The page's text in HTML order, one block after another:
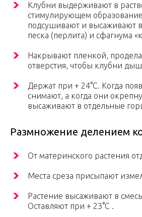
Клубни выдерживают в
стимулирующем
подсушивают и высаживают
песка (перлита) и сфагнума
Накрывают пленкой,
отверстия, чтобы клубни
Держат при + 24°C. Когда
снимают, а когда они
высаживают в отдельные
Размножение делением
От материнского растения
Места среза присыпают
Растение высаживают в
Оставляют при + 23°C .